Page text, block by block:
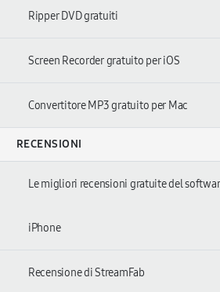
Ripper DVD gratuiti
Screen Recorder gratuito per iOS
Convertitore MP3 gratuito per Mac
RECENSIONI
Le migliori recensioni gratuite del
iPhone
Recensione di StreamFab